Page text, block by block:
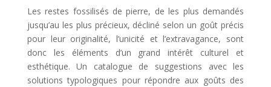
Les restes fossilisés de pierre, de les plus demandés
jusqu’au les plus précieux, décliné selon un goût précis
pour leur originalité, l’unicité et l’extravagance, sont
donc les éléments d’un grand intérêt culturel et
esthétique. Un catalogue de suggestions avec les
solutions typologiques pour répondre aux goûts des